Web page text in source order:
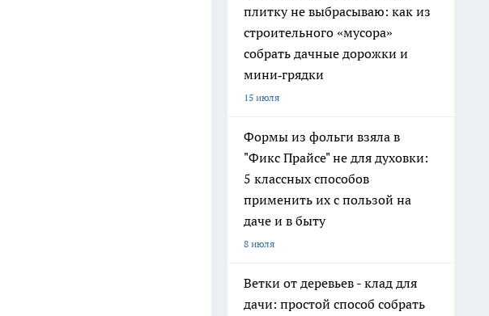
плитку не выбрасываю: как из
строительного «мусора»
собрать дачные дорожки и
мини‑грядки
15 июля
Формы из фольги взяла в
"Фикс Прайсе" не для духовки:
5 классных способов
применить их с пользой на
даче и в быту
8 июля
Ветки от деревьев - клад для
дачи: простой способ собрать